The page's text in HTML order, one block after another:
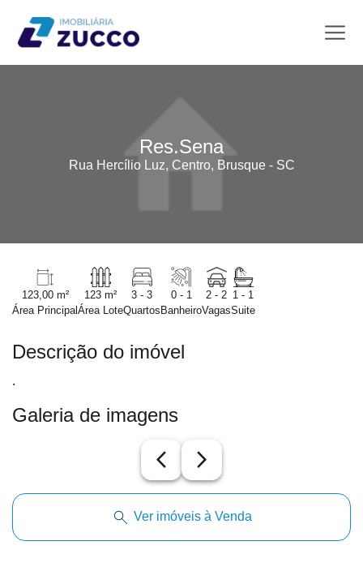
Res.Sena
Rua Hercílio Luz, Centro, Brusque - SC
123,00 m²
Área Principal
123 m²
Área Lote
3 - 3
Quartos
0 - 1
Banheiro
2 - 2
Vagas
1 - 1
Suite
Descrição do imóvel
.
Galeria de imagens
arrow_back_ios_new arrow_forward_ios
Ver imóveis à Venda